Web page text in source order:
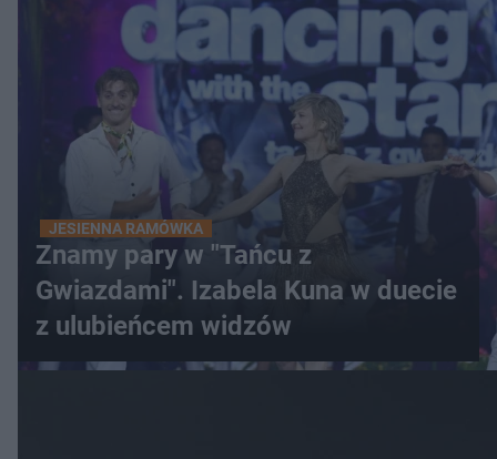
JESIENNA RAMÓWKA
Znamy pary w "Tańcu z
Gwiazdami". Izabela Kuna w duecie
z ulubieńcem widzów